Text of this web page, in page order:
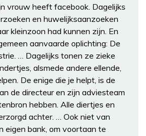
vrouw heeft facebook. Dagelijks
en huwelijksaanzoeken
kleinzoon had kunnen zijn. En
aanvaarde oplichting: De
… Dagelijks tonen ze zieke
alsmede andere ellende,
De enige die je helpt, is de
de directeur en zijn adviesteam
hebben. Alle diertjes en
achter. … Ook niet van
eigen bank, om voortaan te